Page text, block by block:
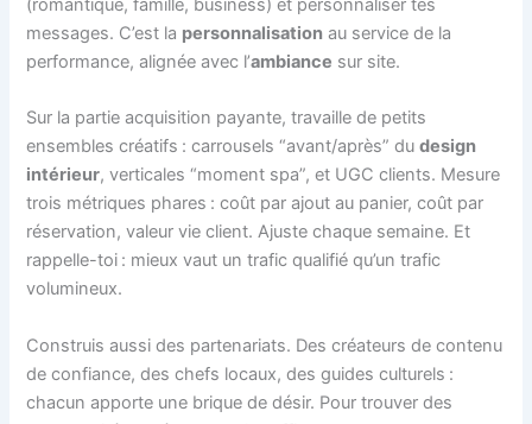
(romantique, famille, business) et personnaliser tes
messages. C’est la personnalisation au service de la
performance, alignée avec l’ambiance sur site.
Sur la partie acquisition payante, travaille de petits
ensembles créatifs : carrousels “avant/après” dudesign
intérieur, verticales “moment spa”, et UGC clients. Mesure
trois métriques phares : coût par ajout au panier, coût par
réservation, valeur vie client. Ajuste chaque semaine. Et
rappelle-toi : mieux vaut un trafic qualifié qu’un trafic
volumineux.
Construis aussi des partenariats. Des créateurs de contenu
de confiance, des chefs locaux, des guides culturels :
chacun apporte une brique de désir. Pour trouver des